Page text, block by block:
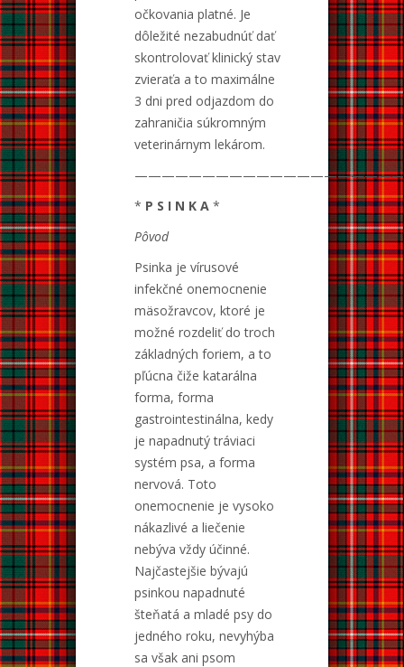
očkovania platné. Je
dôležité nezabudnúť dať
skontrolovať klinický stav
zvieraťa a to maximálne
3 dni pred odjazdom do
zahraničia súkromným
veterinárnym lekárom.
* P S I N K A *
Pôvod
Psinka je vírusové
infekčné onemocnenie
mäsožravcov, ktoré je
možné rozdeliť do troch
základných foriem, a to
pľúcna čiže katarálna
forma, forma
gastrointestinálna, kedy
je napadnutý tráviaci
systém psa, a forma
nervová. Toto
onemocnenie je vysoko
nákazlivé a liečenie
nebýva vždy účinné.
Najčastejšie bývajú
psinkou napadnuté
šteňatá a mladé psy do
jedného roku, nevyhýba
sa však ani psom